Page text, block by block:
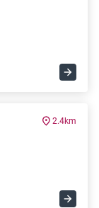
2.4km